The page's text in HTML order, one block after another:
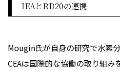
IEAとRD20の連携
Mougin氏が自身の研究で水素
CEAは国際的な協働の取り組